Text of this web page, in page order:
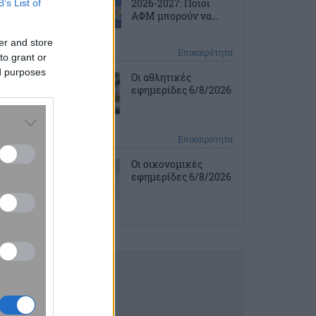
List of
and store
grant or
purposes
2026-2027: Ποιοι
ΑΦΜ μπορούν να...
Επικαιρότητα
Οι αθλητικές
εφημερίδες 6/8/2026
Επικαιρότητα
Οι οικονομικές
εφημερίδες 6/8/2026